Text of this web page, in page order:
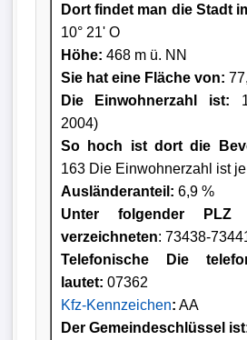
Dort findet man die Stadt
10° 21' O
Höhe: 468 m ü. NN
Sie hat eine Fläche von:
Die Einwohnerzahl ist:
2004)
So hoch ist dort die
163 Die Einwohnerzahl ist je
Ausländeranteil: 6,9 %
Unter folgender
verzeichneten: 73438-
Telefonische Die
lautet: 07362
Kfz-Kennzeichen: AA
Der Gemeindeschlüssel